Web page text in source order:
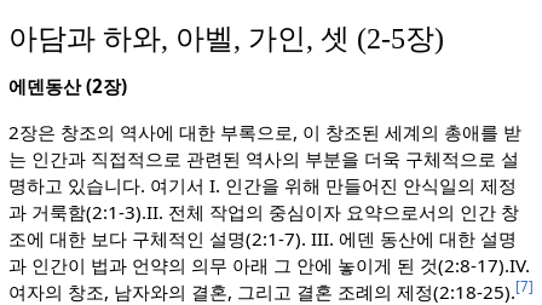
아담과 하와, 아벨, 가인, 셋 (2-5장)
에덴동산 (2장)
2장은 창조의 역사에 대한 부록으로, 이 창조된 세계의 총애를 받
는 인간과 직접적으로 관련된 역사의 부분을 더욱 구체적으로 설
명하고 있습니다. 여기서 I. 인간을 위해 만들어진 안식일의 제정
과 거룩함(2:1-3).II. 전체 작업의 중심이자 요약으로서의 인간 창
조에 대한 보다 구체적인 설명(2:1-7). III. 에덴 동산에 대한 설명
과 인간이 법과 언약의 의무 아래 그 안에 놓이게 된 것(2:8-17).IV.
여자의 창조, 남자와의 결혼, 그리고 결혼 조례의 제정(2:18-25).[7]